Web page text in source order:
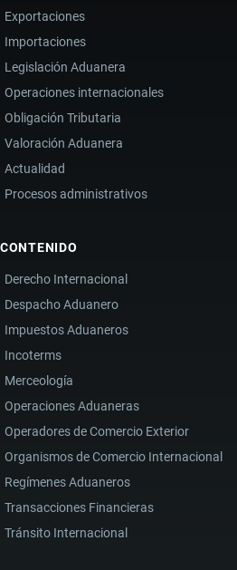
Exportaciones
Importaciones
Legislación Aduanera
Operaciones internacionales
Obligación Tributaria
Valoración Aduanera
Actualidad
Procesos administrativos
CONTENIDO
Derecho Internacional
Despacho Aduanero
Impuestos Aduaneros
Incoterms
Merceología
Operaciones Aduaneras
Operadores de Comercio Exterior
Organismos de Comercio Internacional
Regímenes Aduaneros
Transacciones Financieras
Tránsito Internacional